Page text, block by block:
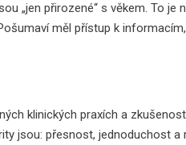
„jen přirozené“ s věkem. To je
měl přístup k
klinických praxích a
jsou: přesnost, jednoduchost a